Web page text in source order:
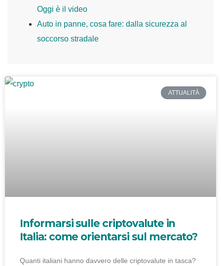
Oggi è il video
Auto in panne, cosa fare: dalla sicurezza al
soccorso stradale
ATTUALITÀ
Informarsi sulle criptovalute in
Italia: come orientarsi sul mercato?
Quanti italiani hanno davvero delle criptovalute in tasca?